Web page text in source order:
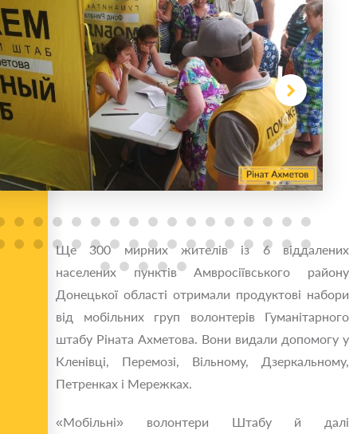
Ще 300 мирних жителів із 6 віддалених
населених пунктів Амвросіївського району
Донецької області отримали продуктові набори
від мобільних груп волонтерів Гуманітарного
штабу Ріната Ахметова. Вони видали допомогу у
Кленівці, Перемозі, Вільному, Дзеркальному,
Петренках і Мережках.
«Мобільні» волонтери Штабу й далі